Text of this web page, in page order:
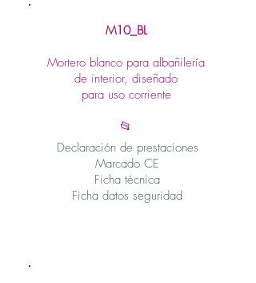
M10_BL
Mortero blanco para albañilería
de interior, diseñado
para uso corriente
📂
Declaración de prestaciones
Marcado CE
Ficha técnica
Ficha datos seguridad